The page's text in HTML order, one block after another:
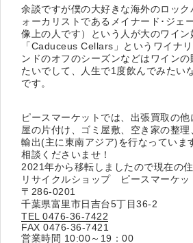
余談ですが僕の大好きな海外のロッ
ォーカリストであるメイナード･ジェ
像上の人です）という人が大のワイン
「Caduceus Cellars」というワイナ
ンドのオフのシーズンなどはワイン
たいでして、人生で1度飲んでみたい
です。
ピースマーケットでは、出張買取の
屋の片付け、ゴミ屋敷、空き家の整
輸出(主に東南アジア)を行なっていま
相談くださいませ！
2021年から移転しましたので現在の住
リサイクルショップ ピースマーケッ
〒286-0201
千葉県富里市日吉台5丁目36-2
TEL 0476-36-7422
FAX 0476-36-7421
営業時間 10:00～19：00